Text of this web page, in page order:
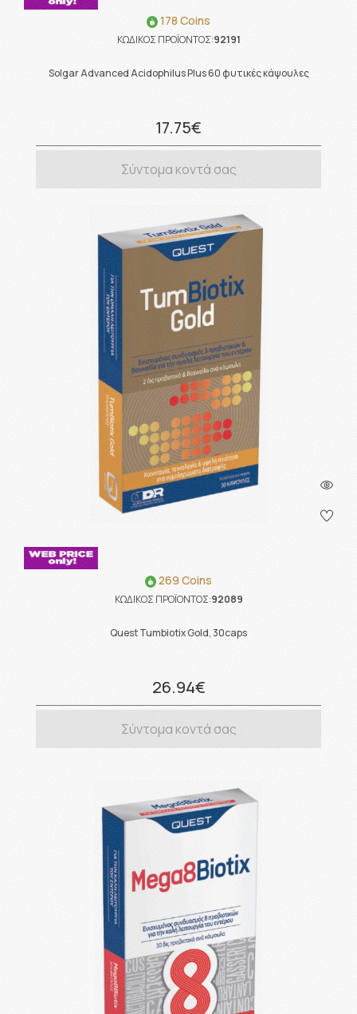
178 Coins
ΚΩΔΙΚΟΣ ΠΡΟΪΟΝΤΟΣ:92191
Solgar Advanced Acidophilus Plus 60 φυτικές κάψουλες
17.75€
Σύντομα κοντά σας
269 Coins
ΚΩΔΙΚΟΣ ΠΡΟΪΟΝΤΟΣ:92089
Quest Tumbiotix Gold, 30caps
26.94€
Σύντομα κοντά σας